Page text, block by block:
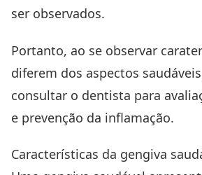
ser observados.
Portanto, ao se observar
diferem dos aspectos
consultar o dentista para
e prevenção da inflamação.
Características da gengiva